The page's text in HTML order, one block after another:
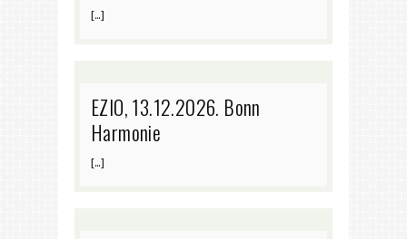
[…]
EZIO, 13.12.2026. Bonn
Harmonie
[…]